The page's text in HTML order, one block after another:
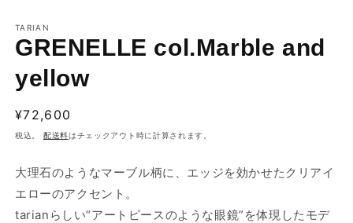
で
メ
デ
ア
を
開
く
TARIAN
GRENELLE col.Marble and
yellow
通
常
格
¥72,600
税込。 配送料はチェックアウト時に計算されます。
大理石のようなマーブル柄に、エッジを効かせたクリアイ
エローのアクセント。
tarianらしい“アートピースのような眼鏡”を体現したモデ